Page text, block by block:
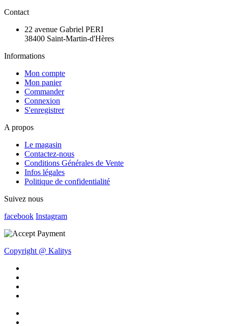
Contact
22 avenue Gabriel PERI
38400 Saint-Martin-d'Hères
Informations
Mon compte
Mon panier
Commander
Connexion
S'enregistrer
A propos
Le magasin
Contactez-nous
Conditions Générales de Vente
Infos légales
Politique de confidentialité
Suivez nous
facebook Instagram
Copyright @ Kalitys